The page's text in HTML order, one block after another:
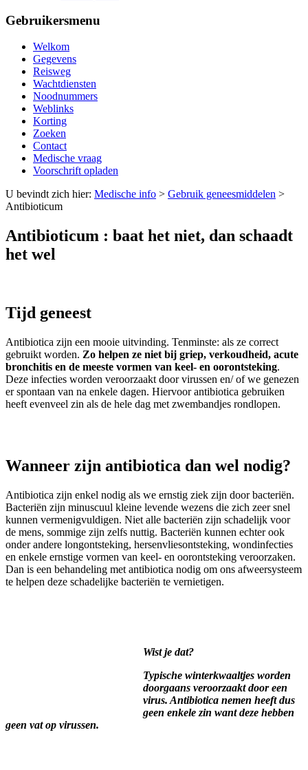
Gebruikersmenu
Welkom
Gegevens
Reisweg
Wachtdiensten
Noodnummers
Weblinks
Korting
Zoeken
Contact
Medische vraag
Voorschrift opladen
U bevindt zich hier: Medische info > Gebruik geneesmiddelen >
Antibioticum
Antibioticum : baat het niet, dan schaadt
het wel
Tijd geneest
Antibiotica zijn een mooie uitvinding. Tenminste: als ze correct
gebruikt worden. Zo helpen ze niet bij griep, verkoudheid, acute
bronchitis en de meeste vormen van keel- en oorontsteking.
Deze infecties worden veroorzaakt door virussen en/ of we genezen
er spontaan van na enkele dagen. Hiervoor antibiotica gebruiken
heeft evenveel zin als de hele dag met zwembandjes rondlopen.
Wanneer zijn antibiotica dan wel nodig?
Antibiotica zijn enkel nodig als we ernstig ziek zijn door bacteriën.
Bacteriën zijn minuscuul kleine levende wezens die zich zeer snel
kunnen vermenigvuldigen. Niet alle bacteriën zijn schadelijk voor
de mens, sommige zijn zelfs nuttig. Bacteriën kunnen echter ook
onder andere longontsteking, hersenvliesontsteking, wondinfecties
en enkele ernstige vormen van keel- en oorontsteking veroorzaken.
Dan is een behandeling met antibiotica nodig om ons afweersysteem
te helpen deze schadelijke bacteriën te vernietigen.
Wist je dat?
Typische winterkwaaltjes worden
doorgaans veroorzaakt door een
virus. Antibiotica nemen heeft dus
geen enkele zin want deze hebben
geen vat op virussen.